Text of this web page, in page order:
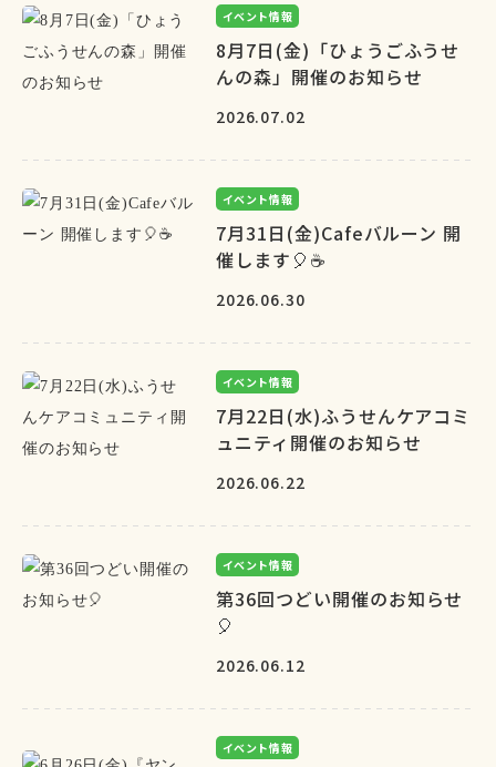
イベント情報
8月7日(金)「ひょうごふうせ
んの森」開催のお知らせ
2026.07.02
イベント情報
7月31日(金)Cafeバルーン 開
催します🎈☕
2026.06.30
イベント情報
7月22日(水)ふうせんケアコミ
ュニティ開催のお知らせ
2026.06.22
イベント情報
第36回つどい開催のお知らせ
🎈
2026.06.12
イベント情報